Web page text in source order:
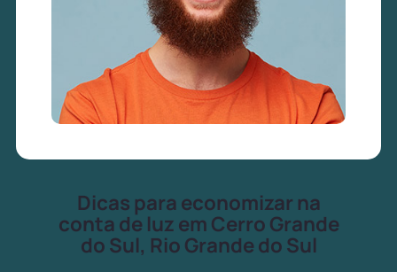
Dicas para economizar na
conta de luz em Cerro Grande
do Sul, Rio Grande do Sul